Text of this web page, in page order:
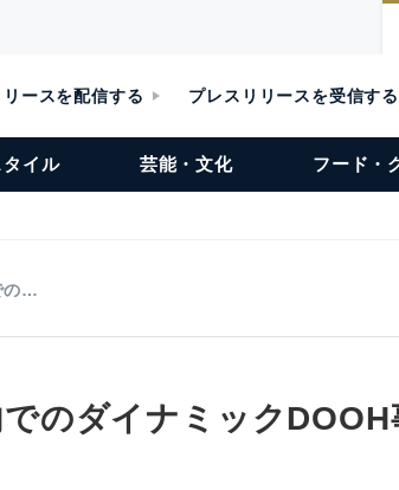
ースを配信する プレスリリースを受信する
タイル 芸能・文化 フード・
の…
のダイナミック